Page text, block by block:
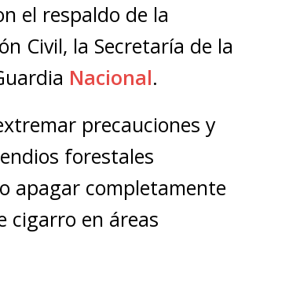
el respaldo de la
Civil, la Secretaría de la
Nacional.
precauciones y
forestales
apagar completamente
cigarro en áreas